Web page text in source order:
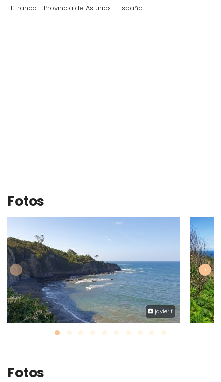
El Franco - Provincia de Asturias - España
Fotos
javier f
‹ ›
Fotos